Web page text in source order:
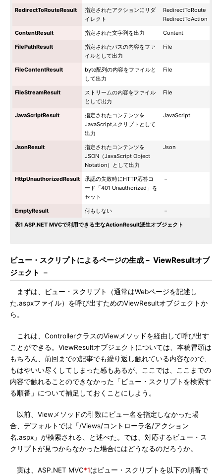
RedirectToRouteResult
指定されたアクションにリダ
イレクト
RedirectToRoute
RedirectToAction
ContentResult
指定された文字列を出力
Content
FilePathResult
指定されたパスの内容をファ
イルとして出力
File
FileContentResult
byte配列の内容をファイルと
して出力
File
FileStreamResult
ストリームの内容をファイル
として出力
File
JavaScriptResult
指定されたコンテンツを
JavaScriptスクリプトとして
出力
JavaScript
JsonResult
指定されたコンテンツを
JSON（JavaScript Object
Notation）として出力
Json
HttpUnauthorizedResult
承認の失敗時にHTTP応答コ
ード「401 Unauthorized」を
セット
－
EmptyResult 何もしない
－
表1 ASP.NET MVCで利用できる主なActionResult派生オブジェクト
ビュー・スクリプトによるページの生成－ ViewResultオブ
ジェクト －
まずは、ビュー・スクリプト（通常はWebページを記述し
た.aspxファイル）を呼び出すためのViewResultオブジェクトか
ら。
これは、ControllerクラスのViewメソッドを経由して呼び出す
ことができる。ViewResultオブジェクトについては、本稿冒頭は
もちろん、前回までの記事でも繰り返し触れている内容なので、
もはやいい尽くしてしまった感もあるが、ここでは、ここまでの
内容で触れることのできなかった「ビュー・スクリプトを検索す
る順番」について補足しておくことにしよう。
以前、Viewメソッドの引数にビュー名を指定しなかった場
合、デフォルトでは「/Views/コントローラ名/アクション
名.aspx」が検索される、と述べた。では、対応するビュー・ス
クリプトが見つからなかった場合にはどうなるのだろうか。
実は、ASP.NET MVC*1はビュー・スクリプトを以下の順番で